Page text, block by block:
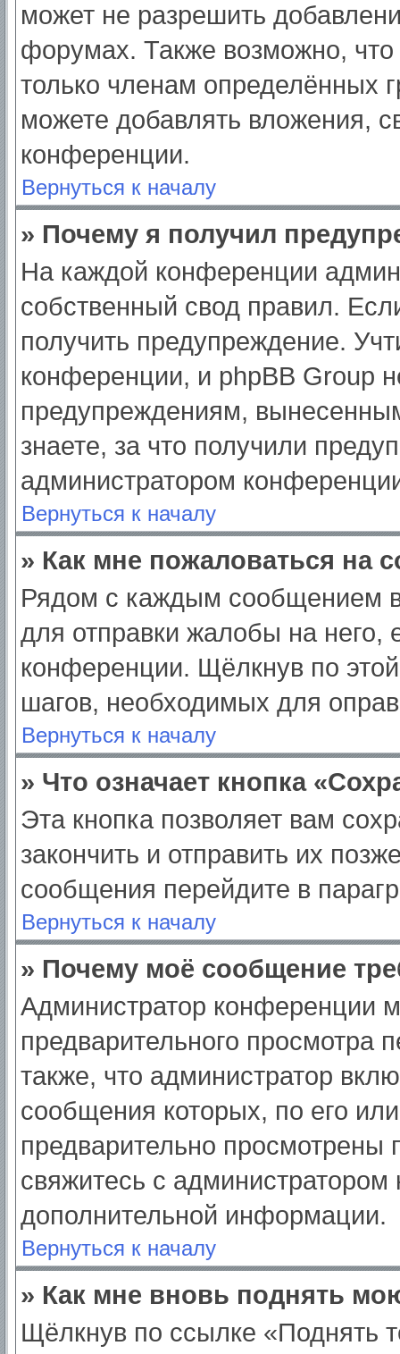
может не разрешить
форумах. Также возможно,
только членам определённых
можете добавлять вложения,
конференции.
Вернуться к началу
» Почему я получил
На каждой конференции
собственный свод правил.
получить предупреждение.
конференции, и phpBB Group
предупреждениям,
знаете, за что получили
администратором
Вернуться к началу
» Как мне пожаловаться на
Рядом с каждым сообщением
для отправки жалобы на него,
конференции. Щёлкнув по
шагов, необходимых для
Вернуться к началу
» Что означает кнопка
Эта кнопка позволяет вам
закончить и отправить их
сообщения перейдите в
Вернуться к началу
» Почему моё сообщение
Администратор конференции
предварительного просмотра
также, что администратор
сообщения которых, по его
предварительно просмотрены
свяжитесь с
дополнительной информации.
Вернуться к началу
» Как мне вновь поднять
Щёлкнув по ссылке «Поднять